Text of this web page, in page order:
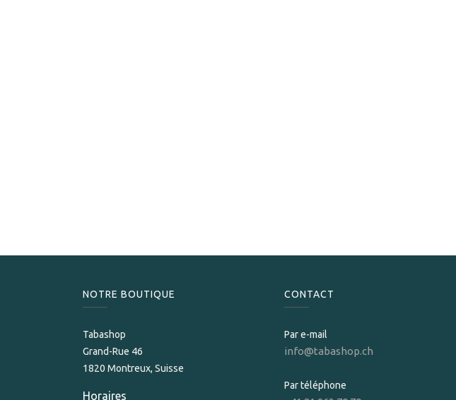
NOTRE BOUTIQUE
Tabashop
Grand-Rue 46
1820 Montreux, Suisse
Horaires
CONTACT
Par e-mail
info@tabashop.ch
Par téléphone